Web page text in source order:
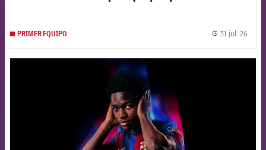
PRIMER EQUIPO 31 jul. 26
FCB Barcelona badge